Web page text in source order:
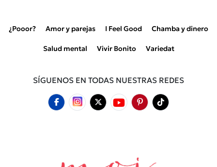
¿Pooor? Amor y parejas I Feel Good Chamba y dinero
Salud mental Vivir Bonito Variedat
SÍGUENOS EN TODAS NUESTRAS REDES